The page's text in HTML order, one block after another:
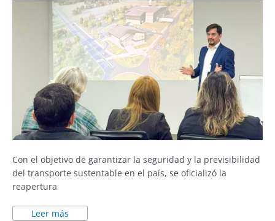
Con el objetivo de garantizar la seguridad y la previsibilidad
del transporte sustentable en el país, se oficializó la
reapertura
Leer más